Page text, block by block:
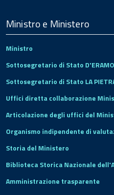
Footer
Ministro e Ministero
Ministro
Sottosegretario di Stato D'ERAMO
Sottosegretario di Stato LA
Uffici diretta collaborazione
Articolazione degli uffici del
Organismo indipendente di
Storia del Ministero
Biblioteca Storica Nazionale
Amministrazione trasparente